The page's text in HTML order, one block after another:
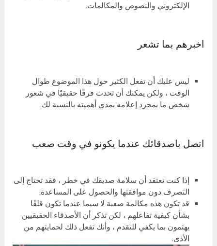
الإلكتروني والنصوص والمكالمات.
اخبرهم بما تشعر
ليس عليك أن تفعل الكثير حول هذا الموضوع طوال
الوقت ، ولكن يمكنك أن تحدث فرقًا حقيقيًا في شعور
شخص ما بمجرد إعلامه بمدى أهميته بالنسبة لك.
اتصل باصدقائك عندما يكونو في وقت صعب
إذا كنت تعتقد أن سلامة صديقك في خطر ، فقد تحتاج إلى
التصرف دون موافقتها والحصول على المساعدة.
قد تكون هذه مكالمة صعبة لا سيما عندما تكون قلقًا
بشأن كيفية تفاعلهم ، لكن تذكر أن الأصدقاء الحقيقيين
يهتمون بما يكفي للتقدم ، وأنك تفعل ذلك لحمايتهم من
الأذى.